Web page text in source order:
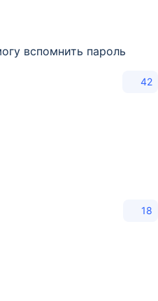
вспомнить пароль
42
18